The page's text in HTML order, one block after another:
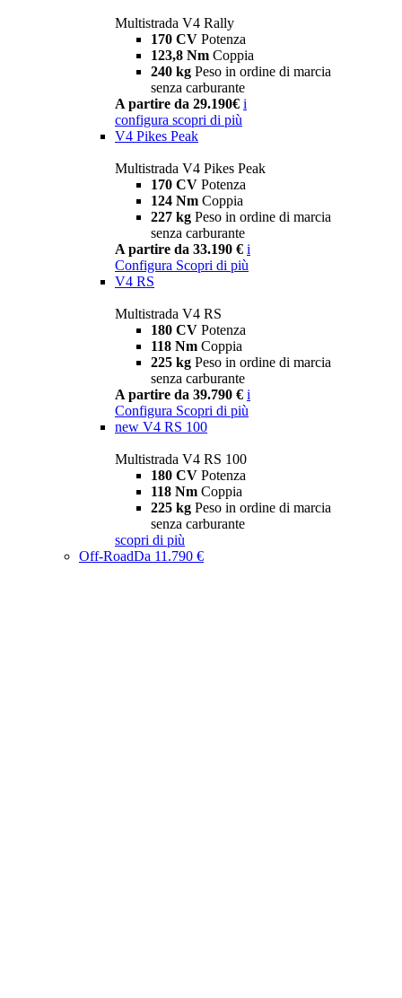
Multistrada V4 Rally
170 CV Potenza
123,8 Nm Coppia
240 kg Peso in ordine di marcia
senza carburante
A partire da 29.190€ i
configura scopri di più
V4 Pikes Peak
Multistrada V4 Pikes Peak
170 CV Potenza
124 Nm Coppia
227 kg Peso in ordine di marcia
senza carburante
A partire da 33.190 € i
Configura Scopri di più
V4 RS
Multistrada V4 RS
180 CV Potenza
118 Nm Coppia
225 kg Peso in ordine di marcia
senza carburante
A partire da 39.790 € i
Configura Scopri di più
new V4 RS 100
Multistrada V4 RS 100
180 CV Potenza
118 Nm Coppia
225 kg Peso in ordine di marcia
senza carburante
scopri di più
Off-RoadDa 11.790 €